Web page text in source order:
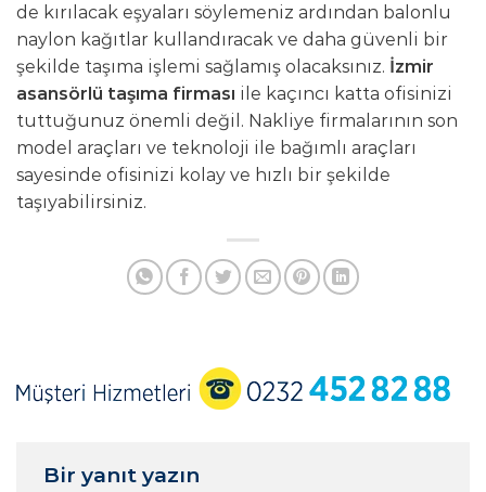
de kırılacak eşyaları söylemeniz ardından balonlu
naylon kağıtlar kullandıracak ve daha güvenli bir
şekilde taşıma işlemi sağlamış olacaksınız. İzmir
asansörlü taşıma firması ile kaçıncı katta ofisinizi
tuttuğunuz önemli değil. Nakliye firmalarının son
model araçları ve teknoloji ile bağımlı araçları
sayesinde ofisinizi kolay ve hızlı bir şekilde
taşıyabilirsiniz.
Bir yanıt yazın